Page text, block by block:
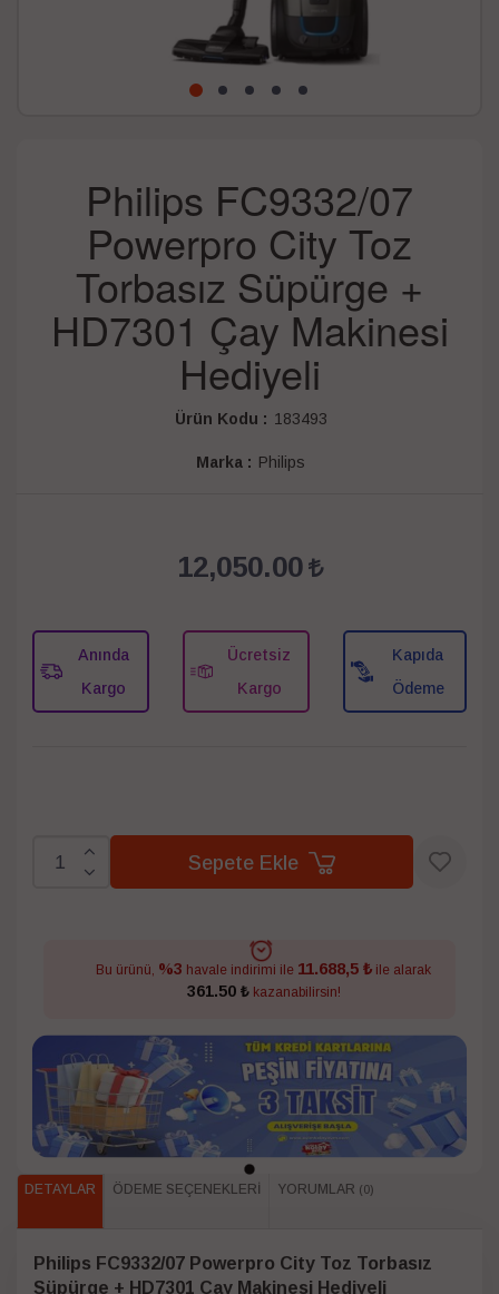
Philips FC9332/07
Powerpro City Toz
Torbasız Süpürge +
HD7301 Çay Makinesi
Hediyeli
Ürün Kodu : 183493
Marka : Philips
12,050.00
Anında
Kargo
Ücretsiz
Kargo
Kapıda
Ödeme
Sepete Ekle
Bu ürünü, %3 havale indirimi ile 11.688,5 ₺ ile alarak
361.50 ₺kazanabilirsin!
DETAYLAR ÖDEME SEÇENEKLERI YORUMLAR (0)
Philips FC9332/07 Powerpro City Toz Torbasız
Süpürge + HD7301 Çay Makinesi Hediyeli